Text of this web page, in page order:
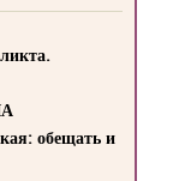
обещать и